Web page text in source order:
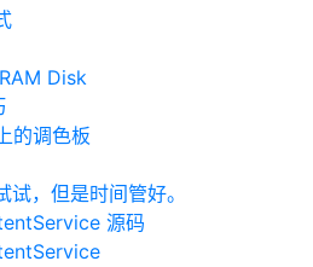
Disk
的调色板
，但是时间管好。
源码